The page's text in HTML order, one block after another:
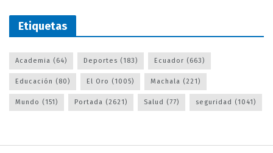
Etiquetas
Academia (64) Deportes (183) Ecuador (663)
Educación (80) El Oro (1005) Machala (221)
Mundo (151) Portada (2621) Salud (77) seguridad (1041)